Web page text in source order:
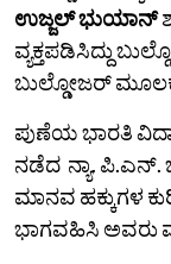
ಉಜ್ಜಲ್‌ ಭುಯಾನ್‌
ವ್ಯಕ್ತಪಡಿಸಿದ್ದು
ಬುಲ್ಡೋಜರ್‌
ಪುಣೆಯ ಭಾರತಿ
ನಡೆದ ನ್ಯಾ. ಪಿ.ಎನ್.
ಮಾನವ ಹಕ್ಕುಗಳ
ಭಾಗವಹಿಸಿ ಅವರು